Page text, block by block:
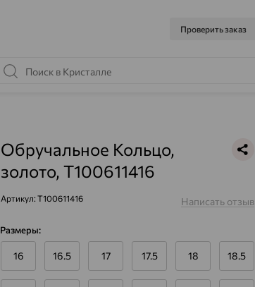
Проверить заказ
Обручальное Кольцо,
золото, Т100611416
Артикул: Т100611416 Написать отзыв
Размеры:
16 16.5 17 17.5 18 18.5